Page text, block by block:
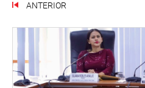
ANTERIOR